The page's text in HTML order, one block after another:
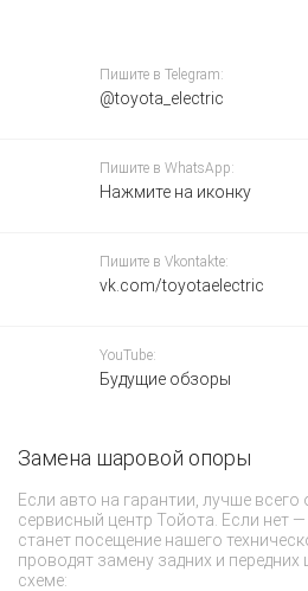
Пишите в Telegram:
@toyota_electric
Пишите в WhatsApp:
Нажмите на иконку
Пишите в Vkontakte:
vk.com/toyotaelectric
YouTube:
Будущие обзоры
Замена шаровой опоры
Если авто на гарантии, лучше
сервисный центр Тойота. Если нет
станет посещение нашего
проводят замену задних и
схеме: